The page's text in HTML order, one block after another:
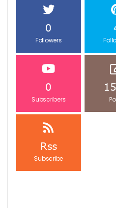
0
Followers
0
Subscribers
Rss
Subscribe